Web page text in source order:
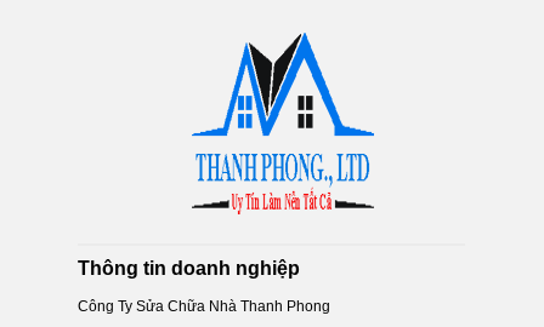
Thông tin doanh nghiệp
Công Ty Sửa Chữa Nhà Thanh Phong